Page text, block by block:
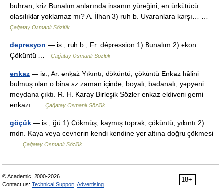
buhran, kriz Bunalım anlarında insanın yüreğini, en ürkütücü
olasılıklar yoklamaz mı? A. İlhan 3) ruh b. Uyaranlara karşı… …
Çağatay Osmanlı Sözlük
depresyon — is., ruh b., Fr. dépression 1) Bunalım 2) ekon.
Çöküntü …
Çağatay Osmanlı Sözlük
enkaz — is., Ar. enḳāż Yıkıntı, döküntü, çöküntü Enkaz hâlini
bulmuş olan o bina az zaman içinde, boyalı, badanalı, yepyeni
meydana çıktı. R. H. Karay Birleşik Sözler enkaz eldiveni gemi
enkazı …
Çağatay Osmanlı Sözlük
göçük — is., ğü 1) Çökmüş, kaymış toprak, çöküntü, yıkıntı 2)
mdn. Kaya veya cevherin kendi kendine yer altına doğru çökmesi
Çağatay Osmanlı Sözlük
18+
© Academic, 2000-2026
Contact us: Technical Support Advertising